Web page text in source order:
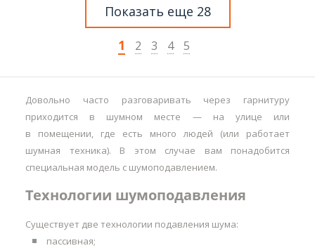
Показать еще 28
1
2 3 4 5
Довольно часто разговаривать через гарнитуру
приходится в шумном месте — на улице или
в помещении, где есть много людей (или работает
шумная техника). В этом случае вам понадобится
специальная модель с шумоподавлением.
Технологии шумоподавления
Существует две технологии подавления шума:
пассивная;